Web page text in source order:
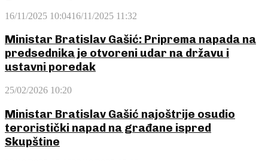
16/11/2025 10:0416/11/2025 11:32
Ministar Bratislav Gašić: Priprema napada na
predsednika je otvoreni udar na državu i
ustavni poredak
25/02/2026 10:20
Ministar Bratislav Gašić najoštrije osudio
teroristički napad na građane ispred
Skupštine